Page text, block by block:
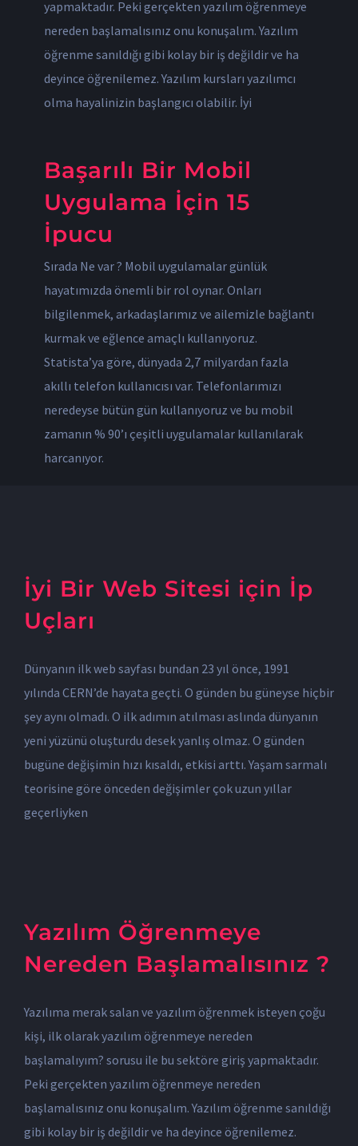
yapmaktadır. Peki gerçekten yazılım öğrenmeye
nereden başlamalısınız onu konuşalım. Yazılım
öğrenme sanıldığı gibi kolay bir iş değildir ve ha
deyince öğrenilemez. Yazılım kursları yazılımcı
olma hayalinizin başlangıcı olabilir. İyi
Başarılı Bir Mobil
Uygulama İçin 15
İpucu
Sırada Ne var ? Mobil uygulamalar günlük
hayatımızda önemli bir rol oynar. Onları
bilgilenmek, arkadaşlarımız ve ailemizle bağlantı
kurmak ve eğlence amaçlı kullanıyoruz.
Statista’ya göre, dünyada 2,7 milyardan fazla
akıllı telefon kullanıcısı var. Telefonlarımızı
neredeyse bütün gün kullanıyoruz ve bu mobil
zamanın % 90’ı çeşitli uygulamalar kullanılarak
harcanıyor.
İyi Bir Web Sitesi için İp
Uçları
Dünyanın ilk web sayfası bundan 23 yıl önce, 1991
yılında CERN’de hayata geçti. O günden bu güneyse hiçbir
şey aynı olmadı. O ilk adımın atılması aslında dünyanın
yeni yüzünü oluşturdu desek yanlış olmaz. O günden
bugüne değişimin hızı kısaldı, etkisi arttı. Yaşam sarmalı
teorisine göre önceden değişimler çok uzun yıllar
geçerliyken
Yazılım Öğrenmeye
Nereden Başlamalısınız ?
Yazılıma merak salan ve yazılım öğrenmek isteyen çoğu
kişi, ilk olarak yazılım öğrenmeye nereden
başlamalıyım? sorusu ile bu sektöre giriş yapmaktadır.
Peki gerçekten yazılım öğrenmeye nereden
başlamalısınız onu konuşalım. Yazılım öğrenme sanıldığı
gibi kolay bir iş değildir ve ha deyince öğrenilemez.